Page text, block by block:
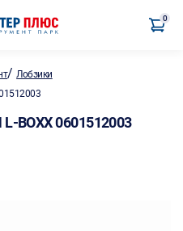
0
/Лобзики
L-BOXX 0601512003